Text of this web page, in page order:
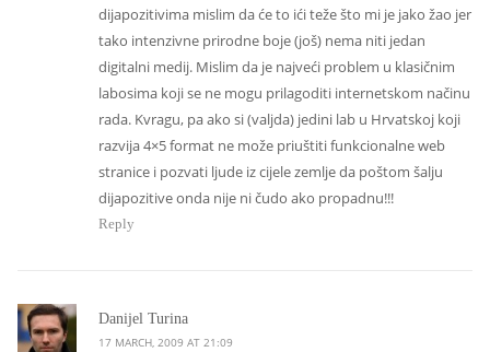
dijapozitivima mislim da će to ići teže što mi je jako žao jer
tako intenzivne prirodne boje (još) nema niti jedan
digitalni medij. Mislim da je najveći problem u klasičnim
labosima koji se ne mogu prilagoditi internetskom načinu
rada. Kvragu, pa ako si (valjda) jedini lab u Hrvatskoj koji
razvija 4×5 format ne može priuštiti funkcionalne web
stranice i pozvati ljude iz cijele zemlje da poštom šalju
dijapozitive onda nije ni čudo ako propadnu!!!
Reply
Danijel Turinasays:
17 MARCH, 2009 AT 21:09